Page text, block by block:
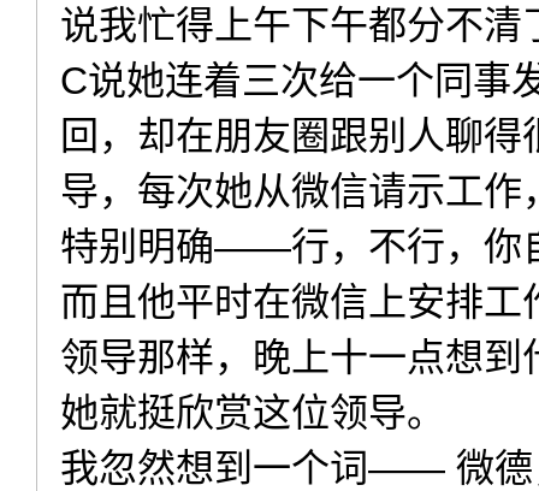
说我忙得上午下午都分不
C说她连着三次给一个同事
回，却在朋友圈跟别人聊
导，每次她从微信请示工
特别明确——行，不行，你
而且他平时在微信上安排
领导那样，晚上十一点想
她就挺欣赏这位领导。
我忽然想到一个词—— 微德